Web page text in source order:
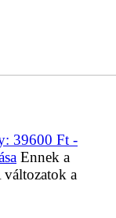
39600 Ft -
Ennek a
a